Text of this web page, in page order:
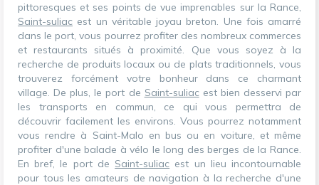
pittoresques et ses points de vue imprenables sur la Rance,
Saint-suliac est un véritable joyau breton. Une fois amarré
dans le port, vous pourrez profiter des nombreux commerces
et restaurants situés à proximité. Que vous soyez à la
recherche de produits locaux ou de plats traditionnels, vous
trouverez forcément votre bonheur dans ce charmant
village. De plus, le port de Saint-suliacest bien desservi par
les transports en commun, ce qui vous permettra de
découvrir facilement les environs. Vous pourrez notamment
vous rendre à Saint-Malo en bus ou en voiture, et même
profiter d'une balade à vélo le long des berges de la Rance.
En bref, le port de Saint-suliac est un lieu incontournable
pour tous les amateurs de navigation à la recherche d'une